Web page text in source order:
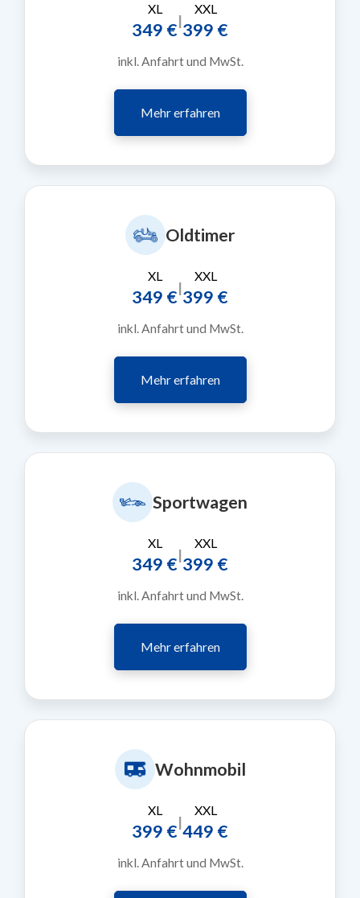
XL
349 €|
XXL
399 €
inkl. Anfahrt und MwSt.
Mehr erfahren
Oldtimer
XL
349 €|
XXL
399 €
inkl. Anfahrt und MwSt.
Mehr erfahren
Sportwagen
XL
349 €|
XXL
399 €
inkl. Anfahrt und MwSt.
Mehr erfahren
Wohnmobil
XL
399 €|
XXL
449 €
inkl. Anfahrt und MwSt.